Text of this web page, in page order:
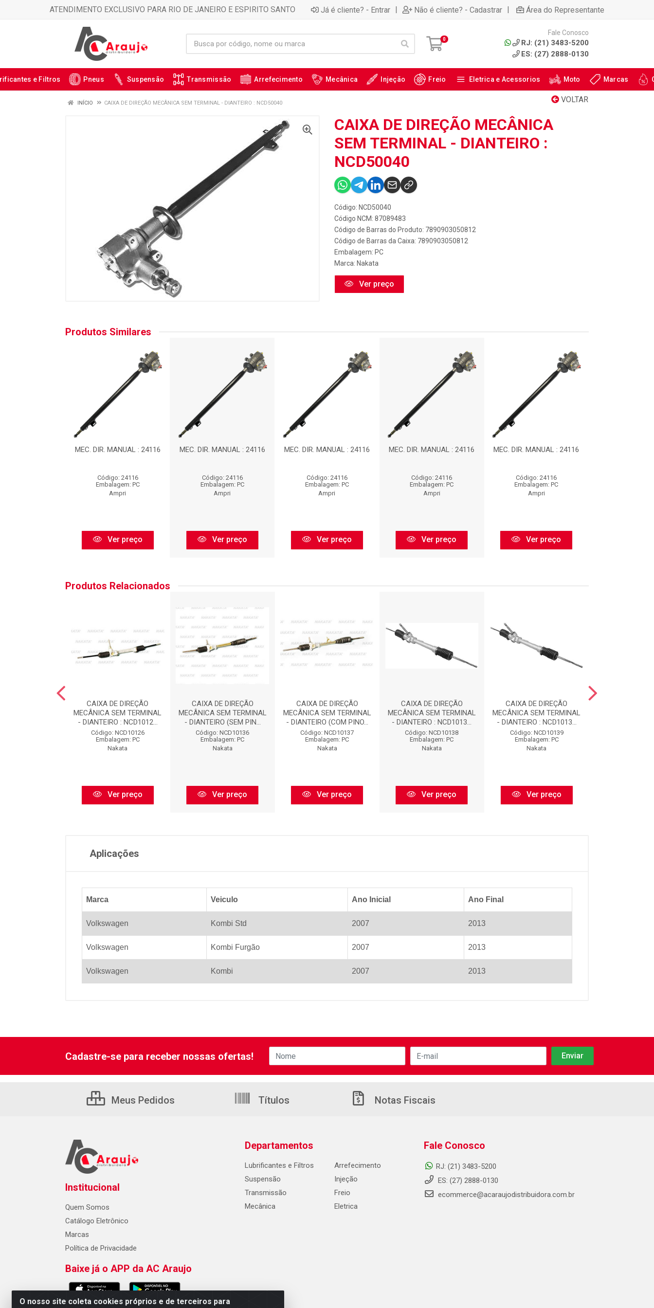
ATENDIMENTO EXCLUSIVO PARA RIO DE JANEIRO E ESPIRITO SANTO Já é cliente? - Entrar | Não é cliente? - Cadastrar | Área do Representante
0
Fale Conosco
RJ: (21) 3483-5200
ES: (27) 2888-0130
e Filtros Pneus Suspensão Transmissão Arrefecimento Mecânica Injeção Freio Eletrica e Acessorios Moto Marcas
VOLTAR
INÍCIO CAIXA DE DIREÇÃO MECÂNICA SEM TERMINAL - DIANTEIRO : NCD50040
CAIXA DE DIREÇÃO MECÂNICA
SEM TERMINAL - DIANTEIRO :
NCD50040
Código: NCD50040
Código NCM: 87089483
Código de Barras do Produto: 7890903050812
Código de Barras da Caixa: 7890903050812
Embalagem: PC
Marca: Nakata
Ver preço
Produtos Similares
MEC. DIR. MANUAL : 24116
Código: 24116
Embalagem: PC
Ampri
Ver preço
MEC. DIR. MANUAL : 24116
Código: 24116
Embalagem: PC
Ampri
Ver preço
MEC. DIR. MANUAL : 24116
Código: 24116
Embalagem: PC
Ampri
Ver preço
MEC. DIR. MANUAL : 24116
Código: 24116
Embalagem: PC
Ampri
Ver preço
MEC. DIR. MANUAL : 24116
Código: 24116
Embalagem: PC
Ampri
Ver preço
Produtos Relacionados
CAIXA DE DIREÇÃO
MECÂNICA SEM TERMINAL
- DIANTEIRO : NCD1012...
Código: NCD10126
Embalagem: PC
Nakata
Ver preço
CAIXA DE DIREÇÃO
MECÂNICA SEM TERMINAL
- DIANTEIRO (SEM PIN...
Código: NCD10136
Embalagem: PC
Nakata
Ver preço
CAIXA DE DIREÇÃO
MECÂNICA SEM TERMINAL
- DIANTEIRO (COM PINO...
Código: NCD10137
Embalagem: PC
Nakata
Ver preço
CAIXA DE DIREÇÃO
MECÂNICA SEM TERMINAL
- DIANTEIRO : NCD1013...
Código: NCD10138
Embalagem: PC
Nakata
Ver preço
CAIXA DE DIREÇÃO
MECÂNICA SEM TERMINAL
- DIANTEIRO : NCD1013...
Código: NCD10139
Embalagem: PC
Nakata
Ver preço
Aplicações
Marca Veiculo Ano Inicial Ano Final
Volkswagen Kombi Std 2007 2013
Volkswagen Kombi Furgão 2007 2013
Volkswagen Kombi 2007 2013
O nosso site coleta cookies próprios e de terceiros para
Cadastre-se para receber nossas ofertas!
Meus Pedidos Títulos Notas Fiscais
Institucional
Quem Somos
Catálogo Eletrônico
Marcas
Política de Privacidade
Baixe já o APP da AC Araujo
Departamentos
Lubrificantes e Filtros
Suspensão
Transmissão
Mecânica
Arrefecimento
Injeção
Freio
Eletrica
Fale Conosco
RJ: (21) 3483-5200
ES: (27) 2888-0130
ecommerce@acaraujodistribuidora.com.br